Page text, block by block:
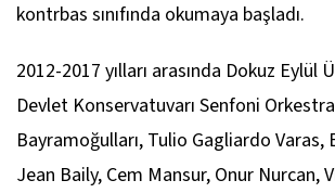
kontrbas sınıfında okumaya başladı.
2012-2017 yılları arasında Dokuz Eylül
Devlet Konservatuvarı Senfoni
Bayramoğulları, Tulio Gagliardo Varas,
Jean Baily, Cem Mansur, Onur Nurcan,